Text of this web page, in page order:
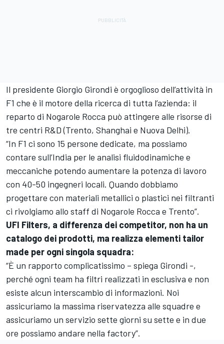
Il presidente Giorgio Girondi è orgoglioso dell’attività in
F1 che è il motore della ricerca di tutta l’azienda: il
reparto di Nogarole Rocca può attingere alle risorse di
tre centri R&D (Trento, Shanghai e Nuova Delhi).
“In F1 ci sono 15 persone dedicate, ma possiamo
contare sull’India per le analisi fluidodinamiche e
meccaniche potendo aumentare la potenza di lavoro
con 40-50 ingegneri locali. Quando dobbiamo
progettare con materiali metallici o plastici nei filtranti
ci rivolgiamo allo staff di Nogarole Rocca e Trento”.
UFI Filters, a differenza dei competitor, non ha un
catalogo dei prodotti, ma realizza elementi tailor
made per ogni singola squadra:
“È un rapporto complicatissimo – spiega Girondi -,
perché ogni team ha filtri realizzati in esclusiva e non
esiste alcun interscambio di informazioni. Noi
assicuriamo la massima riservatezza alle squadre e
assicuriamo un servizio sette giorni su sette e in due
ore possiamo andare nella factory”.